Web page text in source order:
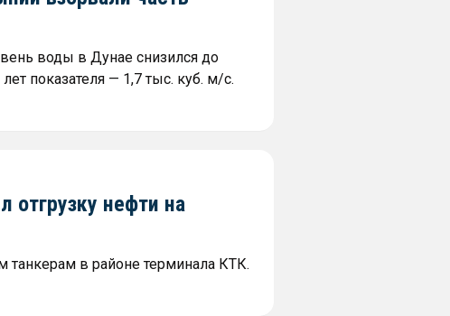
воды в Дунае снизился до
показателя — 1,7 тыс. куб. м/с.
отгрузку нефти на
танкерам в районе терминала КТК.